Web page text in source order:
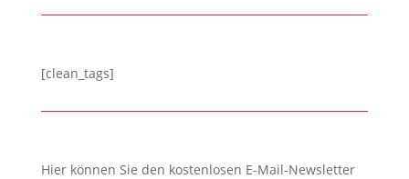
[clean_tags]
Hier können Sie den kostenlosen E-Mail-Newsletter